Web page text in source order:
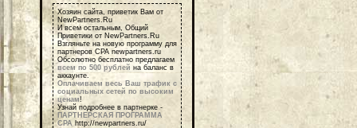
Хозяин сайта, приветик Вам от
NewPartners.Ru
И всем остальным, Общий
Приветики от NewPartners.Ru
Взгляньте на новую программу для
партнеров СРА newpartners.ru
Обсолютно бесплатно предлагаем
всем по 500 рублей на баланс в
аккаунте.
Оплачиваем весь Ваш трафик с
социальных сетей по высоким
ценам!
Узнай подробнее в партнерке -
ПАРТНЕРСКАЯ ПРОГРАММА
СРА http://newpartners.ru/